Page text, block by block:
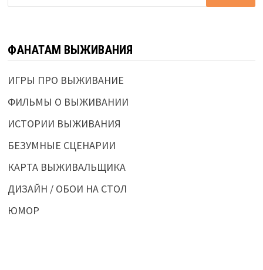
ФАНАТАМ ВЫЖИВАНИЯ
ИГРЫ ПРО ВЫЖИВАНИЕ
ФИЛЬМЫ О ВЫЖИВАНИИ
ИСТОРИИ ВЫЖИВАНИЯ
БЕЗУМНЫЕ СЦЕНАРИИ
КАРТА ВЫЖИВАЛЬЩИКА
ДИЗАЙН / ОБОИ НА СТОЛ
ЮМОР